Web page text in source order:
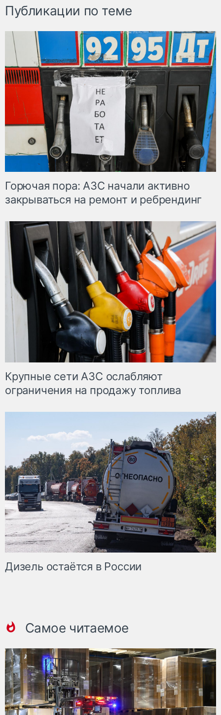
Публикации по теме
Горючая пора: АЗС начали активно
закрываться на ремонт и ребрендинг
Крупные сети АЗС ослабляют
ограничения на продажу топлива
Дизель остаётся в России
Самое читаемое